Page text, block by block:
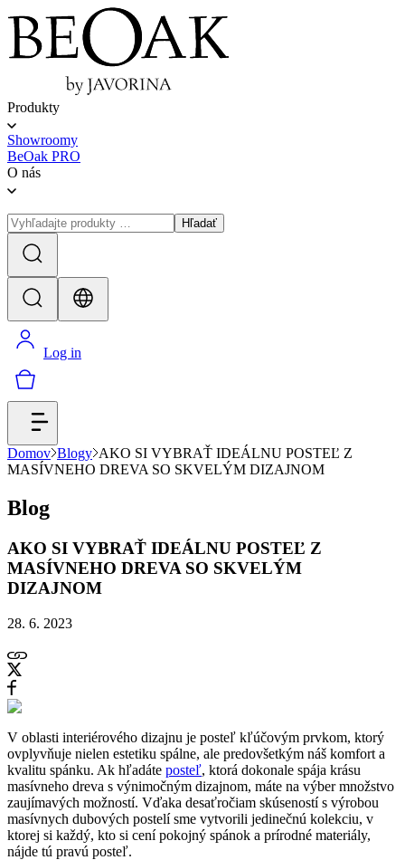
Produkty
Showroomy
BeOak PRO
O nás
Hľadať
Log in
Domov Blogy AKO SI VYBRAŤ IDEÁLNU POSTEĽ Z
MASÍVNEHO DREVA SO SKVELÝM DIZAJNOM
Blog
AKO SI VYBRAŤ IDEÁLNU POSTEĽ Z
MASÍVNEHO DREVA SO SKVELÝM
DIZAJNOM
28. 6. 2023
V oblasti interiérového dizajnu je posteľ kľúčovým prvkom, ktorý
ovplyvňuje nielen estetiku spálne, ale predovšetkým náš komfort a
kvalitu spánku. Ak hľadáte posteľ, ktorá dokonale spája krásu
masívneho dreva s výnimočným dizajnom, máte na výber množstvo
zaujímavých možností. Vďaka desaťročiam skúseností s výrobou
masívnych dubových postelí sme vytvorili jedinečnú kolekciu, v
ktorej si každý, kto si cení pokojný spánok a prírodné materiály,
nájde tú pravú posteľ.